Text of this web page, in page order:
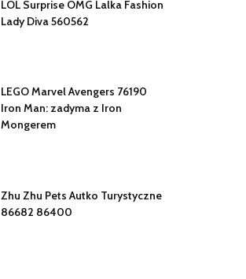
LOL Surprise OMG Lalka Fashion
Lady Diva 560562
LEGO Marvel Avengers 76190
Iron Man: zadyma z Iron
Mongerem
Zhu Zhu Pets Autko Turystyczne
86682 86400